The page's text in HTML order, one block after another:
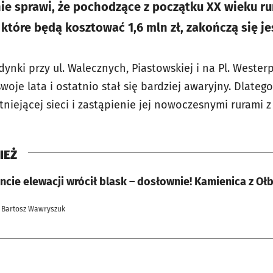
sprawi, że pochodzące z początku XX wieku
będą kosztować 1,6 mln zł, zakończą się
przy ul. Walecznych, Piastowskiej i na Pl.
lata i ostatnio stał się bardziej awaryjny.
sieci i zastąpienie jej nowoczesnymi rurami z
elewacji wrócił blask – dosłownie! Kamienica z
Wawryszuk